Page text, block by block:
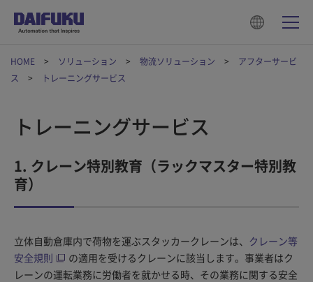
HOME ソリューション 物流ソリューション
アフターサービ
ス
トレーニングサービス
トレーニングサービス
1. クレーン特別教育（ラックマスター特別教
育）
立体自動倉庫内で荷物を運ぶスタッカークレーンは、 クレーン等
安全規則
の適用を受けるクレーンに該当します。事業者はク
レーンの運転業務に労働者を就かせる時、その業務に関する安全